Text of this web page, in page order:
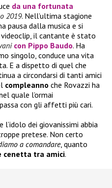
da una fortunata
2019. Nell’ultima stagione
pausa dalla musica e si
il cantante è stato
con Pippo Baudo. Ha
singolo, conduce una vita
E a dispetto di quel che
a circondarsi di tanti amici
compleanno che Rovazzi ha
quale l’ormai
con gli affetti più cari.
dei giovanissimi abbia
pretese. Non certo
a comandare, quanto
cenetta tra amici.